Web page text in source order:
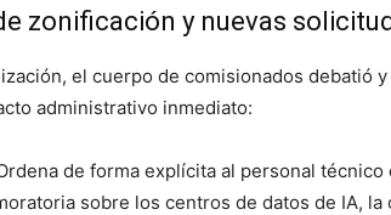
zonificación y nuevas
el cuerpo de comisionados debatió
administrativo inmediato:
de forma explícita al personal técnico
sobre los centros de datos de IA, la